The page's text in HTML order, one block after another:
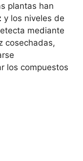
plantas han
y los niveles de
mediante
cosechadas,
los compuestos